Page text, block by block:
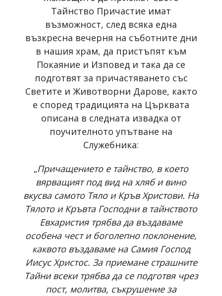
Тайнство Причастие имат
възможност, след всяка една
възкресна вечерня на съботните дни
в нашия храм, да пристъпят към
Покаяние и Изповед и така да се
подготвят за причастяването със
Светите и Животворни Дарове, както
е според традицията на Църквата
описана в следната извадка от
поучителното упътване на
Служебника:
„Причащението е тайнство, в което
вярващият под вид на хляб и вино
вкусва самото Тяло и Кръв Христови. На
Тялото и Кръвта Господни в тайнството
Евхаристия трябва да въздаваме
особена чест и боголепно поклонение,
каквото въздаваме на Самия Господ
Иисус Христос. За приемане страшните
Тайни всеки трябва да се подготвя чрез
пост, молитва, съкрушение за